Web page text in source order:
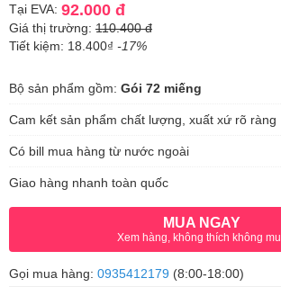
Tại EVA: 92.000 đ
Giá thị trường: 110.400 đ
Tiết kiệm: 18.400₫ -17%
Bộ sản phẩm gồm: Gói 72 miếng
Cam kết sản phẩm chất lượng, xuất xứ rõ ràng
Có bill mua hàng từ nước ngoài
Giao hàng nhanh toàn quốc
MUA NGAY
Xem hàng, không thích không
Gọi mua hàng: 0935412179 (8:00-18:00)